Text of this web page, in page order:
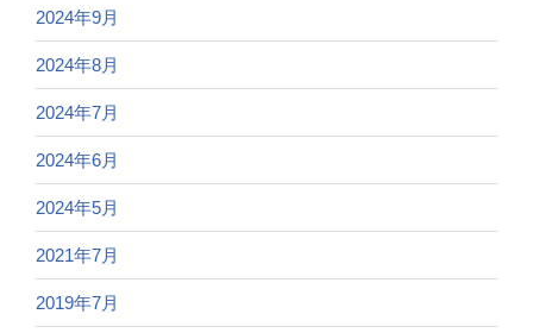
2024年9月
2024年8月
2024年7月
2024年6月
2024年5月
2021年7月
2019年7月